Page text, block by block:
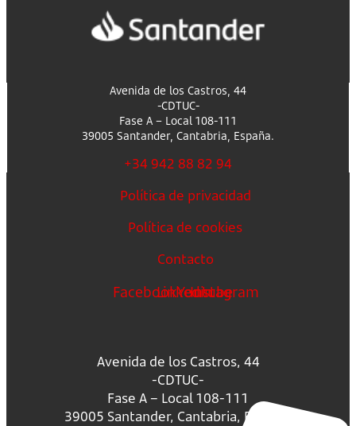
Avenida de los Castros, 44
-CDTUC-
Fase A – Local 108-111
39005 Santander, Cantabria, España.
+34 942 88 82 94
Política de privacidad
Política de cookies
Contacto
FacebookLinkedin
Youtube
Instagram
Avenida de los Castros, 44
-CDTUC-
Fase A – Local 108-111
39005 Santander, Cantabria, España.